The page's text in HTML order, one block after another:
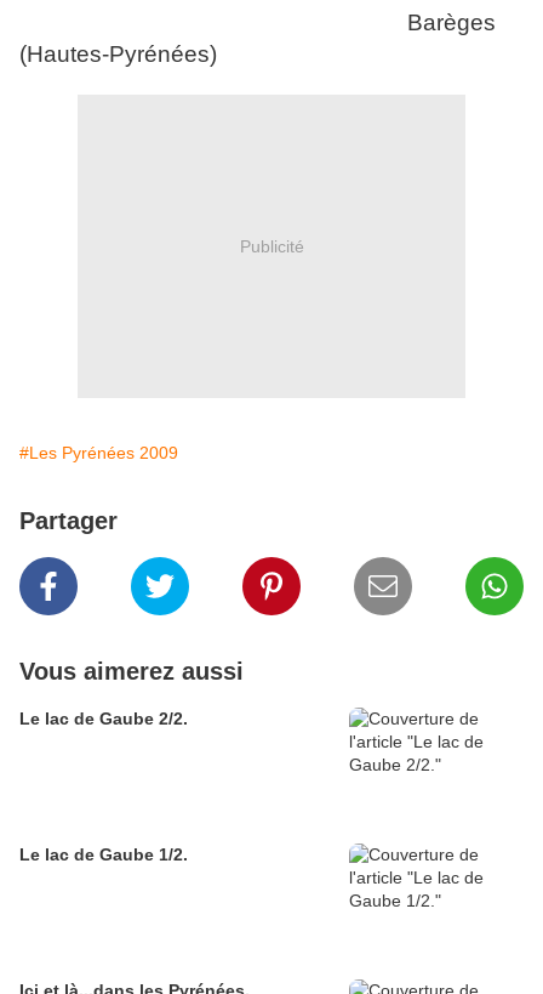
Barèges
(Hautes-Pyrénées)
Publicité
#Les Pyrénées 2009
Partager
Vous aimerez aussi
Le lac de Gaube 2/2.
Le lac de Gaube 1/2.